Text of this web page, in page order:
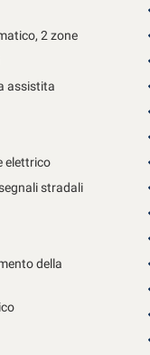
2 zone
assistita
elettrico
stradali
della